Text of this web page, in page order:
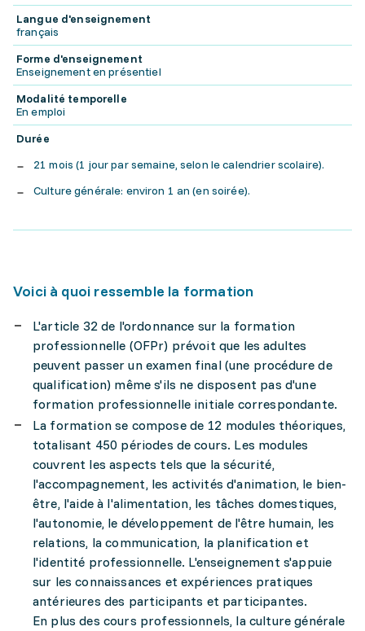
Langue d'enseignement
français
Forme d'enseignement
Enseignement en présentiel
Modalité temporelle
En emploi
Durée
21 mois (1 jour par semaine, selon le calendrier scolaire).
Culture générale: environ 1 an (en soirée).
Voici à quoi ressemble la formation
L'article 32 de l'ordonnance sur la formation
professionnelle (OFPr) prévoit que les adultes
peuvent passer un examen final (une procédure de
qualification) même s'ils ne disposent pas d'une
formation professionnelle initiale correspondante.
La formation se compose de 12 modules théoriques,
totalisant 450 périodes de cours. Les modules
couvrent les aspects tels que la sécurité,
l'accompagnement, les activités d'animation, le bien-
être, l'aide à l'alimentation, les tâches domestiques,
l'autonomie, le développement de l'être humain, les
relations, la communication, la planification et
l'identité professionnelle. L'enseignement s'appuie
sur les connaissances et expériences pratiques
antérieures des participants et participantes.
En plus des cours professionnels, la culture générale